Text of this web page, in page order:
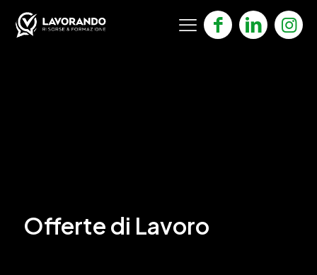
Offerte di Lavoro